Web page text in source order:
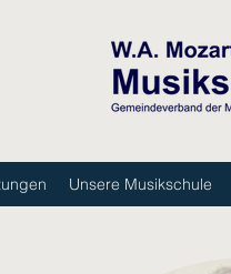
Unsere Musikschule